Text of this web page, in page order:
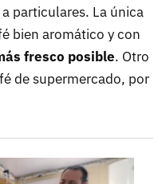
particulares. La única
bien aromático y con
fresco posible. Otro
de supermercado, por